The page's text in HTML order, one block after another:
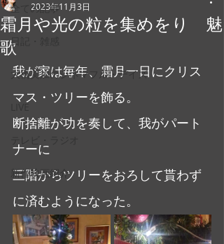
全ての記事
日記・雑感
大橋美加のシネマフル・デイズ
LIVE
新作映画紹介
霜月や光の粒を集めをり 魅
歌
2023年11月3日
我が家は毎年、霜月一日にクリス
マス・ツリーを飾る。
断捨離が功を奏して、我がパート
ナーに
三階からツリーをおろして貰わず
に済むようになった。